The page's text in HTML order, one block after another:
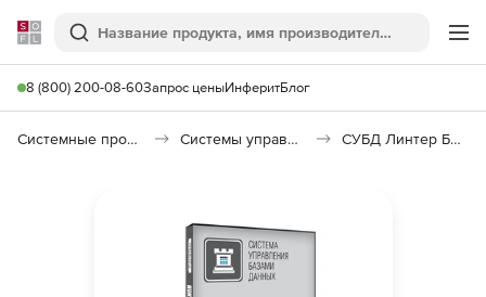
Softline
Поиск
8 (800) 200-08-60Запрос ценыИнферитБлог
Системные программы Системы управления базами данных (Импортозамещение) СУБД Линтер Бастион